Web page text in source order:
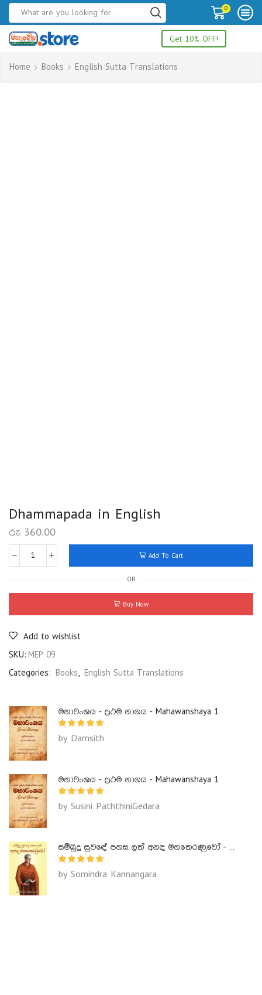
0
Get 10% OFF!
Home Books English Sutta Translations
Dhammapada in English
රු 360.00
Add To Cart
OR
Buy Now
Add to wishlist
SKU: MEP 09
Categories:
Books, English Sutta Translations
මහාවංශය - ප්‍රථම භාගය - Mahawanshaya 1
by Damsith
මහාවංශය - ප්‍රථම භාගය - Mahawanshaya 1
by Susini PaththiniGedara
සම්බුදු සුවඳේ පහස ලත් අනඳ මහතෙරණුවෝ - Ananda Maha Theranuwo
by Somindra Kannangara